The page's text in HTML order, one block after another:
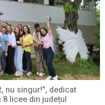
nu singur!", dedicat
licee din județul